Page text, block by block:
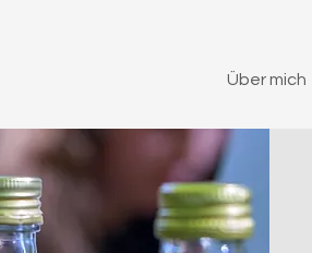
Über mich